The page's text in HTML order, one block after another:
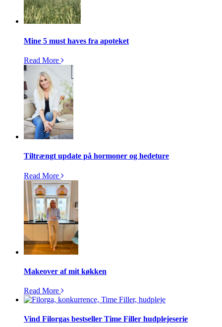
Mine 5 must haves fra apoteket
Read More
Tiltrængt update på hormoner og hedeture
Read More
Makeover af mit køkken
Read More
Vind Filorgas bestseller Time Filler hudplejeserie